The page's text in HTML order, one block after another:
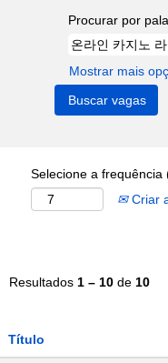
Procurar por
Mostrar mais
Selecione a
Criar
Resultados 1 – 10 de 10
Título